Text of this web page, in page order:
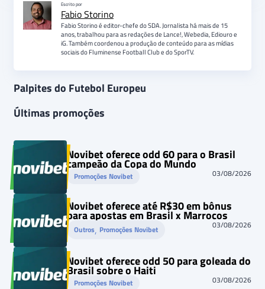
Escrito por
Fabio Storino
Fabio Storino é editor-chefe do SDA. Jornalista há mais de 15
anos, trabalhou para as redações de Lance!, Webedia, Ediouro e
iG. Também coordenou a produção de conteúdo para as mídias
sociais do Fluminense Football Club e do SporTV.
Palpites do Futebol Europeu
Últimas promoções
Novibet oferece odd 60 para o Brasil
campeão da Copa do Mundo
Promoções Novibet 03/08/2026
Novibet oferece até R$30 em bônus
para apostas em Brasil x Marrocos
Outros, Promoções Novibet 03/08/2026
Novibet oferece odd 50 para goleada do
Brasil sobre o Haiti
Promoções Novibet 03/08/2026